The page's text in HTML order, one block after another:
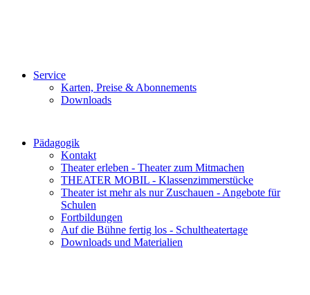
Service
Karten, Preise & Abonnements
Downloads
Pädagogik
Kontakt
Theater erleben - Theater zum Mitmachen
THEATER MOBIL - Klassenzimmerstücke
Theater ist mehr als nur Zuschauen - Angebote für
Schulen
Fortbildungen
Auf die Bühne fertig los - Schultheatertage
Downloads und Materialien